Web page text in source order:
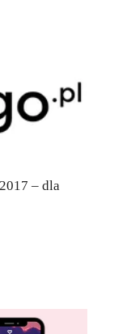
– dla